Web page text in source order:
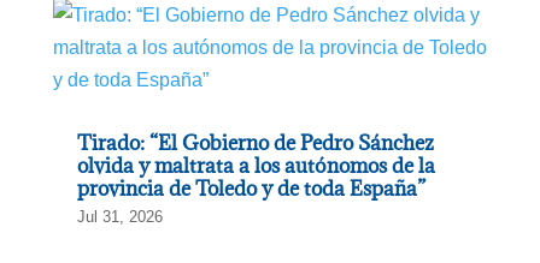
Tirado: “El Gobierno de Pedro Sánchez
olvida y maltrata a los autónomos de la
provincia de Toledo y de toda España”
Jul 31, 2026